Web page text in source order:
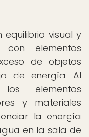
equilibrio visual y
elementos
de objetos
de energía. Al
elementos
y materiales
la energía
en la sala de